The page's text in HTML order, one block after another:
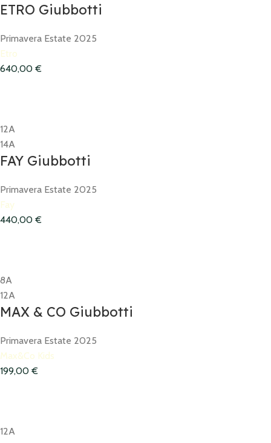
ETRO Giubbotti
Primavera Estate 2025
Etro
640,00 €
12A
14A
FAY Giubbotti
Primavera Estate 2025
Fay
440,00 €
8A
12A
MAX & CO Giubbotti
Primavera Estate 2025
Max&Co Kids
199,00 €
12A